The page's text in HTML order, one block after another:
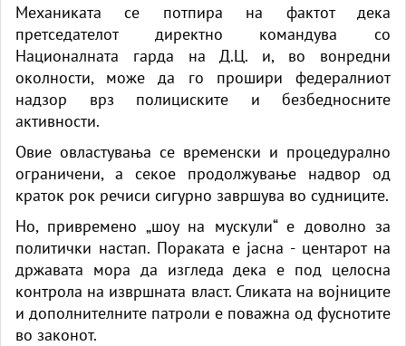
Механиката се потпира на фактот дека
претседателот директно командува со
Националната гарда на Д.Ц. и, во вонредни
околности, може да го прошири федералниот
надзор врз полициските и безбедносните
активности.
Овие овластувања се временски и процедурално
ограничени, а секое продолжување надвор од
краток рок речиси сигурно завршува во судниците.
Но, привремено „шоу на мускули“ е доволно за
политички настап. Пораката е јасна - центарот на
државата мора да изгледа дека е под целосна
контрола на извршната власт. Сликата на војниците
и дополнителните патроли е поважна од фуснотите
во законот.